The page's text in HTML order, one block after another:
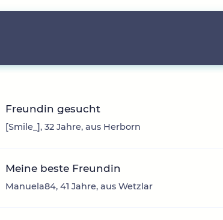
Freundin gesucht
[Smile_], 32 Jahre, aus Herborn
Meine beste Freundin
Manuela84, 41 Jahre, aus Wetzlar